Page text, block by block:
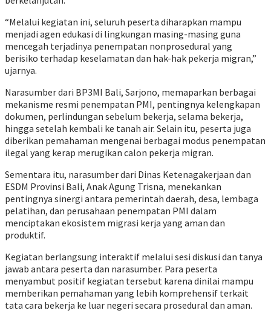
“Melalui kegiatan ini, seluruh peserta diharapkan mampu
menjadi agen edukasi di lingkungan masing-masing guna
mencegah terjadinya penempatan nonprosedural yang
berisiko terhadap keselamatan dan hak-hak pekerja migran,”
ujarnya.
Narasumber dari BP3MI Bali, Sarjono, memaparkan berbagai
mekanisme resmi penempatan PMI, pentingnya kelengkapan
dokumen, perlindungan sebelum bekerja, selama bekerja,
hingga setelah kembali ke tanah air. Selain itu, peserta juga
diberikan pemahaman mengenai berbagai modus penempatan
ilegal yang kerap merugikan calon pekerja migran.
Sementara itu, narasumber dari Dinas Ketenagakerjaan dan
ESDM Provinsi Bali, Anak Agung Trisna, menekankan
pentingnya sinergi antara pemerintah daerah, desa, lembaga
pelatihan, dan perusahaan penempatan PMI dalam
menciptakan ekosistem migrasi kerja yang aman dan
produktif.
Kegiatan berlangsung interaktif melalui sesi diskusi dan tanya
jawab antara peserta dan narasumber. Para peserta
menyambut positif kegiatan tersebut karena dinilai mampu
memberikan pemahaman yang lebih komprehensif terkait
tata cara bekerja ke luar negeri secara prosedural dan aman.